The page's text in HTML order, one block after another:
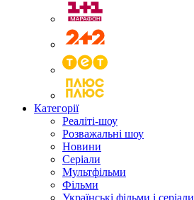
Категорії
Реаліті-шоу
Розважальні шоу
Новини
Серіали
Мультфільми
Фільми
Українські фільми і серіали